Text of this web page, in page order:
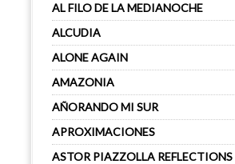
AL FILO DE LA MEDIANOCHE
ALCUDIA
ALONE AGAIN
AMAZONIA
AÑORANDO MI SUR
APROXIMACIONES
ASTOR PIAZZOLLA REFLECTIONS